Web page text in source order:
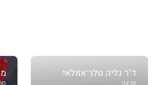
מ"א נורית הלינגר